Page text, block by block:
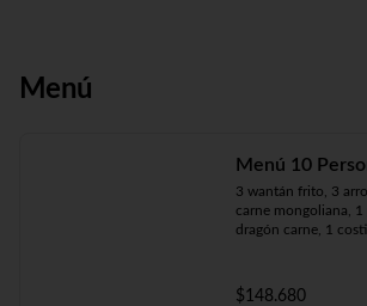
Menú
Menú 10
3 wantán frito, 3
carne mongoliana,
dragón carne, 1
10 arroz chaufán
$148.680